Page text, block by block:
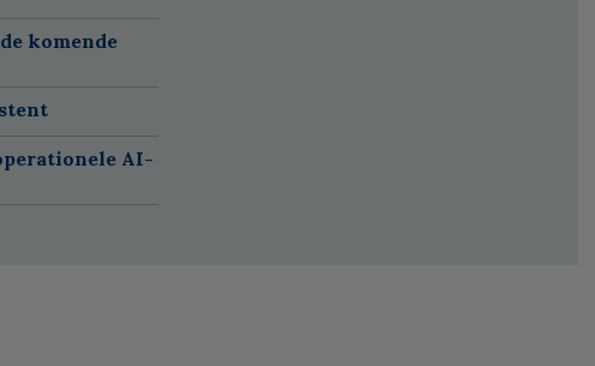
komende
AI-